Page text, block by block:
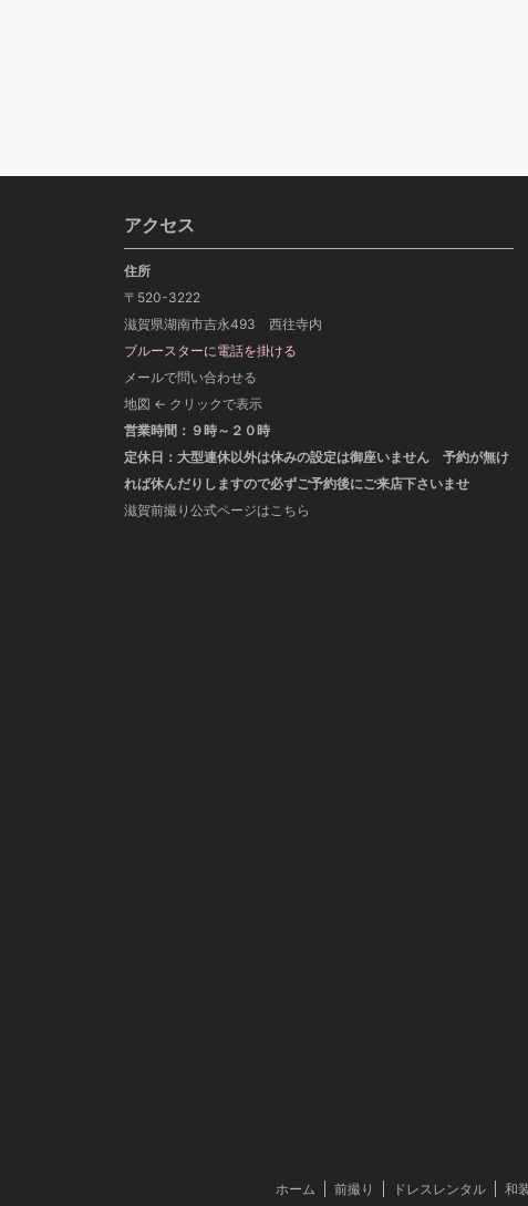
アクセス
住所
〒520-3222
滋賀県湖南市吉永493 西往寺内
ブルースターに電話を掛ける
メールで問い合わせる
地図 ← クリックで表示
営業時間：９時～２０時
定休日：大型連休以外は休みの設定は御座いません 予約が無け
れば休んだりしますので必ずご予約後にご来店下さいませ
滋賀前撮り公式ページはこちら
ホーム 前撮り ドレスレンタル 和